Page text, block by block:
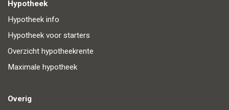
Hypotheek
Hypotheek info
Hypotheek voor starters
Overzicht hypotheekrente
Maximale hypotheek
Overig